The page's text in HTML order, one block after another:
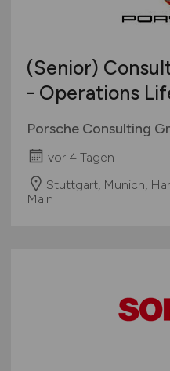
(Senior)
- Operations
Porsche Consulting
vor 4 Tagen
Stuttgart, Munich,
Main